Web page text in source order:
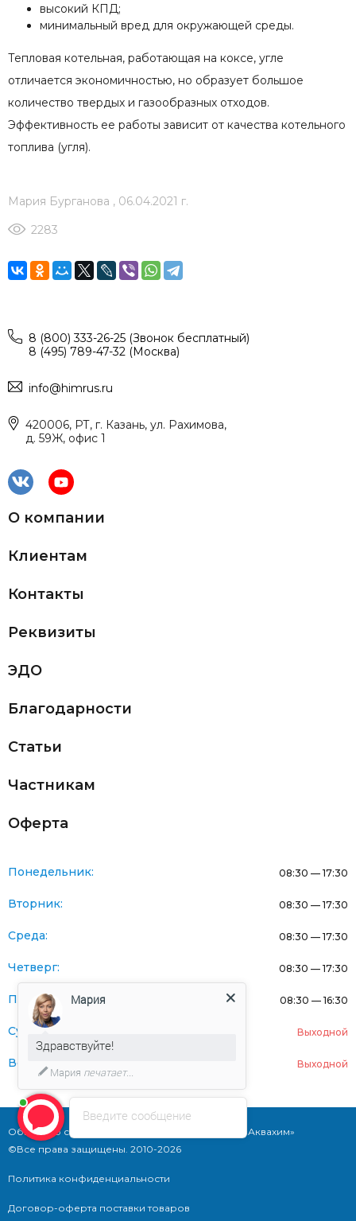
высокий КПД;
минимальный вред для окружающей среды.
Тепловая котельная, работающая на коксе, угле
отличается экономичностью, но образует большое
количество твердых и газообразных отходов.
Эффективность ее работы зависит от качества котельного
топлива (угля).
Мария Бурганова , 06.04.2021 г.
2283
8 (800) 333-26-25 (Звонок бесплатный)
8 (495) 789-47-32 (Москва)
info@himrus.ru
420006, РТ, г. Казань, ул. Рахимова,
д. 59Ж, офис 1
О компании
Клиентам
Контакты
Реквизиты
ЭДО
Благодарности
Статьи
Частникам
Оферта
Понедельник: 08:30 — 17:30
Вторник: 08:30 — 17:30
Среда: 08:30 — 17:30
Четверг: 08:30 — 17:30
Пятница: 08:30 — 16:30
Суббота: Выходной
Воскресенье: Выходной
Общество с ограниченной ответственностью «Аквахим»
©Все права защищены. 2010-2026
Политика конфиденциальности
Договор-оферта поставки товаров
Введите сообщение
Мария
Здравствуйте!
Мария печатает...